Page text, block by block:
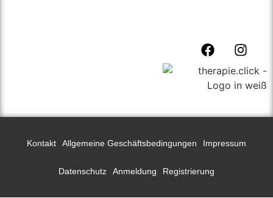
Kontakt Allgemeine Geschäftsbedingungen Impressum
Datenschutz Anmeldung Registrierung